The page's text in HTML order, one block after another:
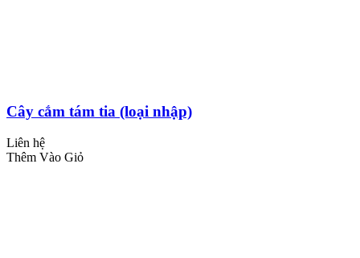
Cây cắm tám tia (loại nhập)
Liên hệ
Thêm Vào Giỏ